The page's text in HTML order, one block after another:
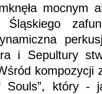
mocnym
i Sepultury
kompozycji
Souls”, który -